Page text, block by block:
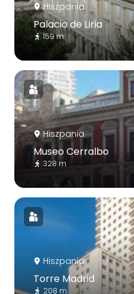
Hiszpania
Palacio de Liria
159 m
Hiszpania
Museo Cerralbo
328 m
Hiszpania
Torre Madrid
208 m